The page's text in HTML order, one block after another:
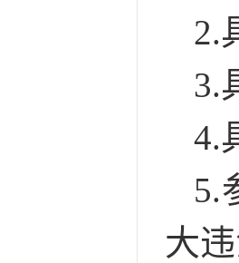
2.
3.
4.
5.
大违